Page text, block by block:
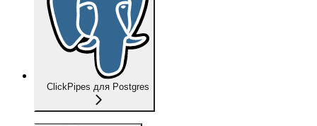
ClickPipes для Postgres